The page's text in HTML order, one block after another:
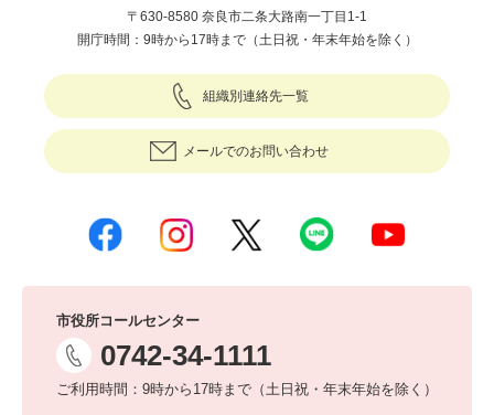
〒630-8580 奈良市二条大路南一丁目1-1
開庁時間：9時から17時まで（土日祝・年末年始を除く）
組織別連絡先一覧
メールでのお問い合わせ
市役所コールセンター
0742-34-1111
ご利用時間：9時から17時まで（土日祝・年末年始を除く）